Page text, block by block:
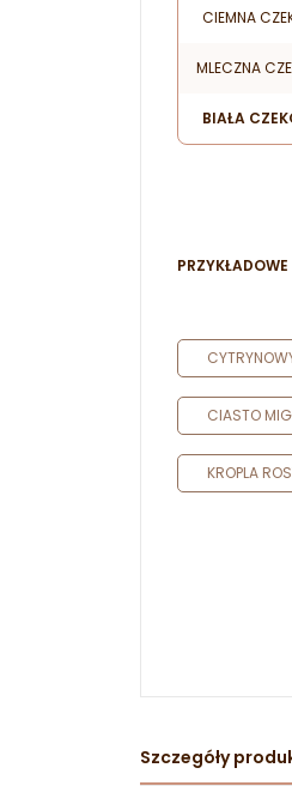
CIEMNA
MLECZNA
BIAŁA
CIASTO
KROPLA
Szczegóły